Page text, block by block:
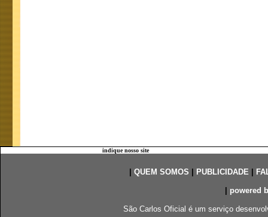
indique nosso site
QUEM SOMOS PUBLICIDADE|
powered
São Carlos Oficial é um serviço